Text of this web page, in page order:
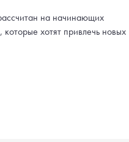
на начинающих
хотят привлечь новых